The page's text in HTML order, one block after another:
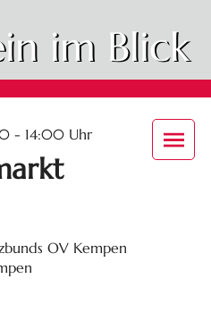
im Blick
- 14:00 Uhr
OV Kempen